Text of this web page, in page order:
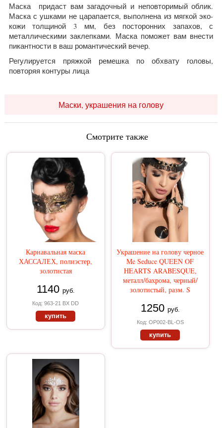
Маска придаст вам загадочный и неповторимый облик.
Маска с ушками не царапается, выполнена из мягкой эко-
кожи толщиной 3 мм, без посторонних запахов, с
металлическими заклепками. Маска поможет вам внести
пикантности в ваш романтический вечер.
Регулируется пряжкой ремешка по обхвату головы,
повторяя контуры лица
Маски, украшения на голову
Смотрите также
Карнавальная маска
ХАССАЛЕХ, полиэстер,
золотистая
1140 руб.
Код: 963-21 BX DD
купить
Украшение на голову черное
Me Seduce QUEEN OF
HEARTS ARABESQUE,
металл/бахрома, черный/
золотистый, разм. S
1250 руб.
Код: OP002-BL-OS
купить